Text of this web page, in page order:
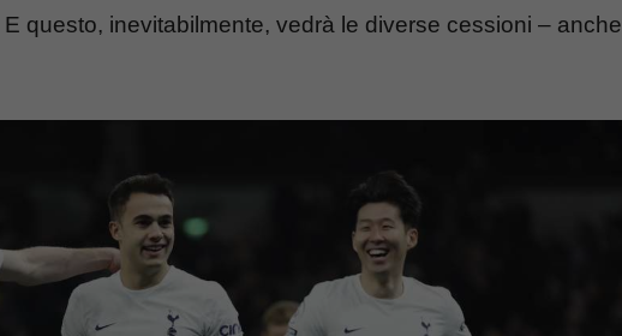
questo, inevitabilmente, vedrà le diverse cessioni – anche